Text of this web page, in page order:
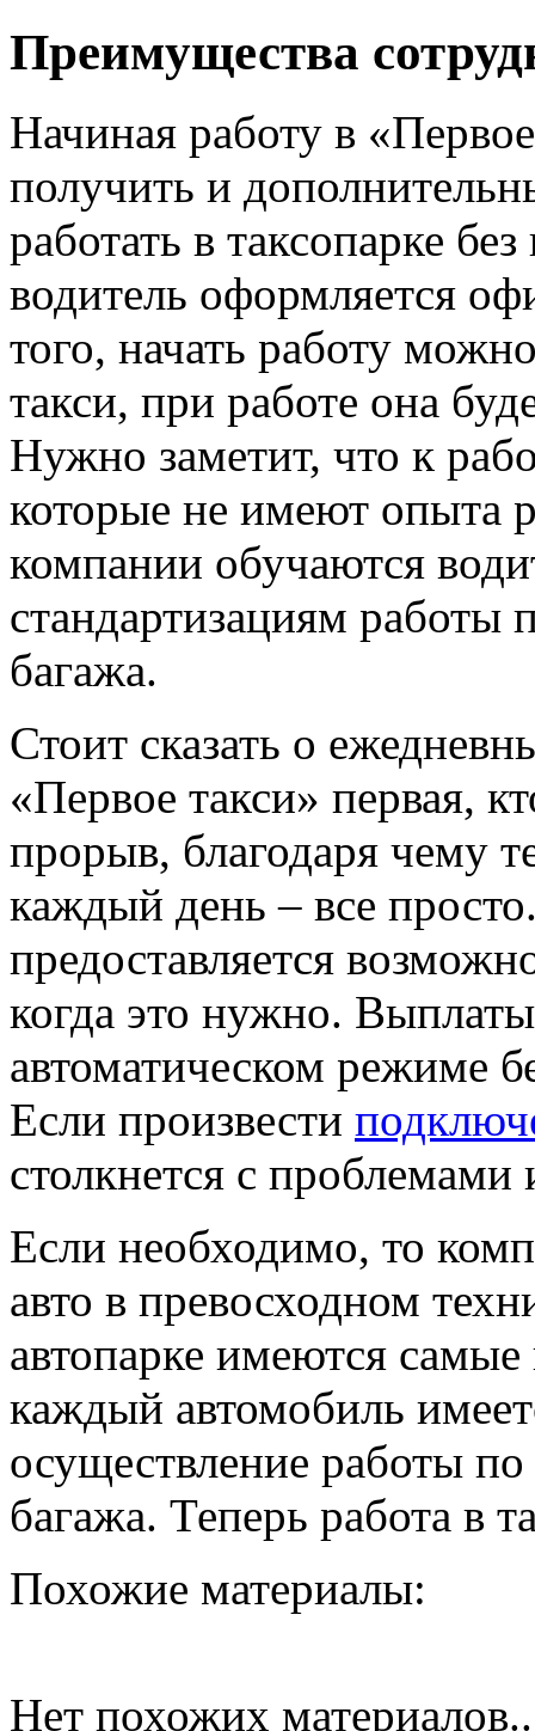
Преимущества
Начиная работу в
получить и
работать в таксопарке
водитель оформляется
того, начать работу
такси, при работе она
Нужно заметит, что к
которые не имеют опыта
компании обучаются
стандартизациям работы
багажа.
Стоит сказать о
«Первое такси» первая,
прорыв, благодаря чему
каждый день – все
предоставляется
когда это нужно.
автоматическом режиме
Если произвести
столкнется с
Если необходимо, то
авто в превосходном
автопарке имеются
каждый автомобиль
осуществление работы
багажа. Теперь работа в
Похожие материалы:
Нет похожих